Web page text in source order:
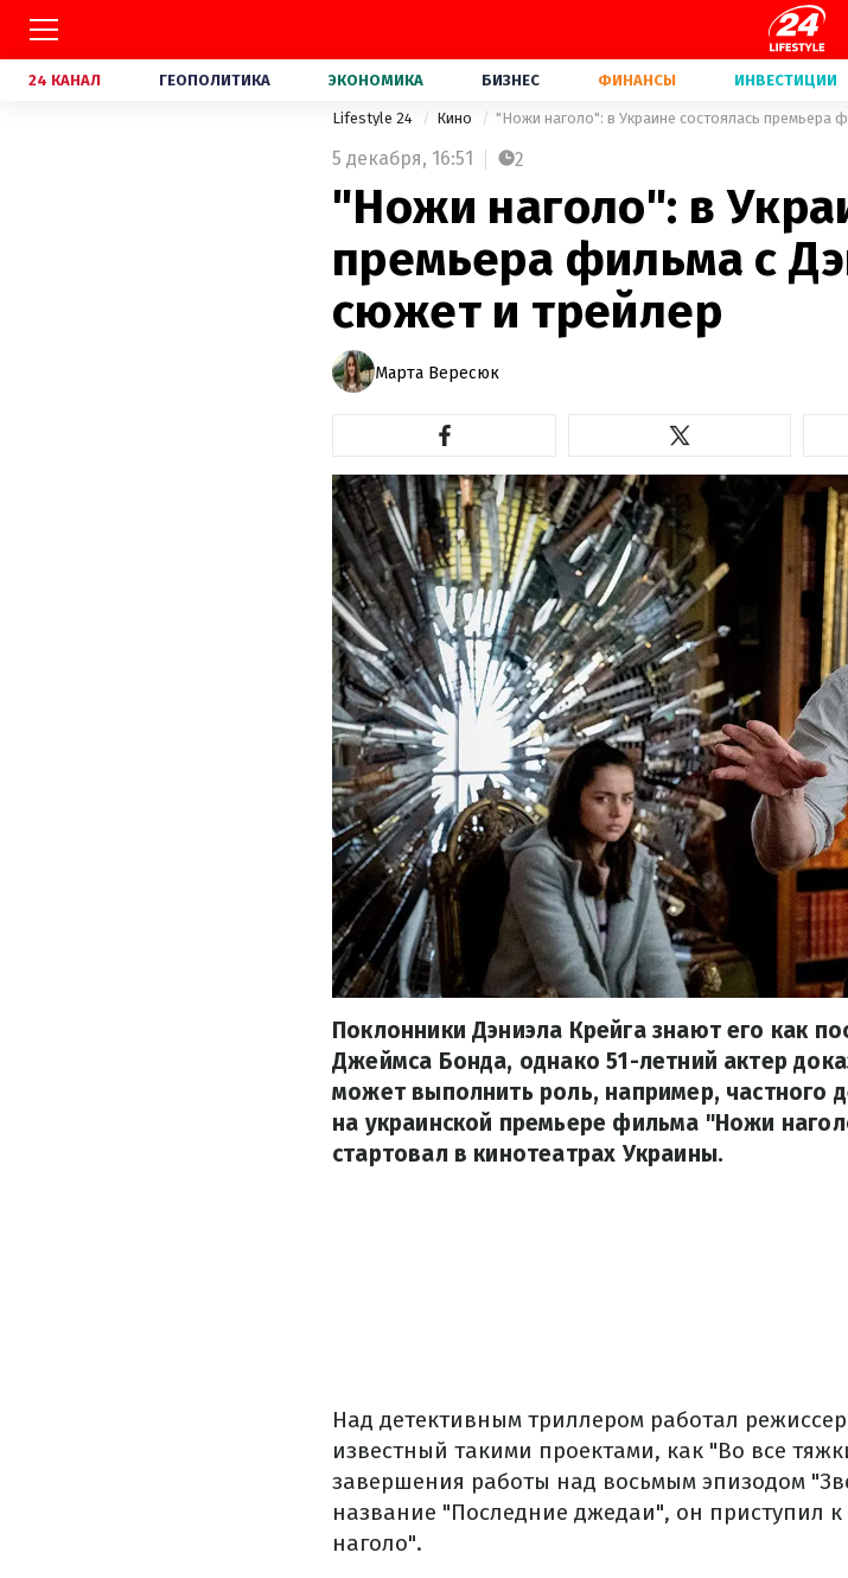
24 КАНАЛ ГЕОПОЛИТИКА ЭКОНОМИКА БИЗНЕС ФИНАНСЫ ИНВЕСТИЦИИ
Lifestyle 24 Кино "Ножи наголо": в Украине состоялась премьера
5 декабря, 16:51 2
"Ножи наголо": в
премьера фильма с
сюжет и трейлер
Марта Вересюк
Поклонники Дэниэла Крейга знают его как
Джеймса Бонда, однако 51-летний актер
может выполнить роль, например, частного
на украинской премьере фильма "Ножи
стартовал в кинотеатрах Украины.
Над детективным триллером работал
известный такими проектами, как "Во все
завершения работы над восьмым эпизодом
название "Последние джедаи", он приступил
наголо".